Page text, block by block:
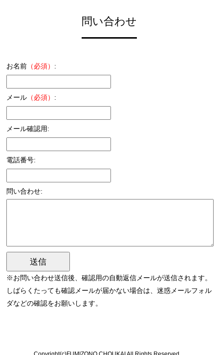
問い合わせ
お名前 （必須） :
メール （必須） :
メール確認用:
電話番号:
問い合わせ:
※お問い合わせ送信後、確認用の自動返信メールが送信されます。
しばらくたっても確認メールが届かない場合は、迷惑メールフォル
ダなどの確認をお願いします。